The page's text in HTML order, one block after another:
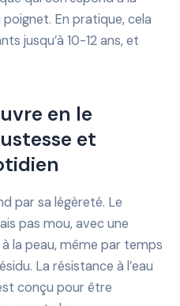
En pratique, cela
jusqu’à 10-12 ans, et
en le
et
par sa légèreté. Le
pas mou, avec une
la peau, même par temps
La résistance à l’eau
conçu pour être